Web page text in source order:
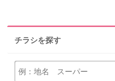
チラシを探す